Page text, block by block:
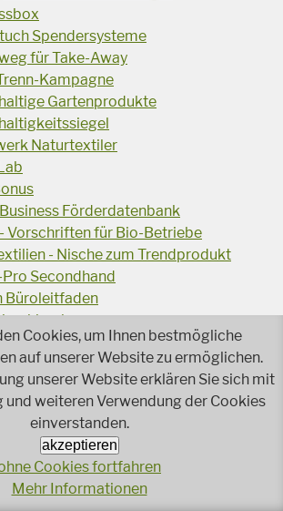
Spendersysteme
für Take-Away
Kampagne
Gartenprodukte
Naturtextiler
Förderdatenbank
Vorschriften für Bio-Betriebe
- Nische zum Trendprodukt
Secondhand
Büroleitfaden
Soziale Produktion
- Bildungseinrichtungen
Green Meetings und Green
- Schulen
- Kindergärten
- Tourismusbetriebe
- Wasch- und Reingungsmittel
Cookies, um Ihnen bestmögliche
auf unserer Website zu ermöglichen.
unserer Website erklären Sie sich mit
und weiteren Verwendung der Cookies
einverstanden.
akzeptieren
Cookies fortfahren
Mehr Informationen